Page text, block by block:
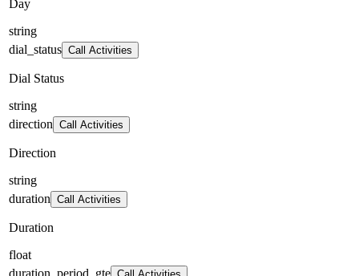
Day
string
dial_status Call Activities
Dial Status
string
direction Call Activities
Direction
string
duration Call Activities
Duration
float
duration_period_gte